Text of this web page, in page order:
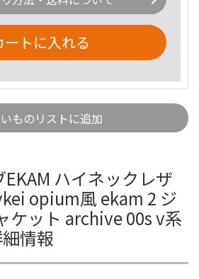
ートに入れる
ものリストに追加
ハイネックレザ
opium風 ekam 2 ジ
ケット archive 00s v系
情報